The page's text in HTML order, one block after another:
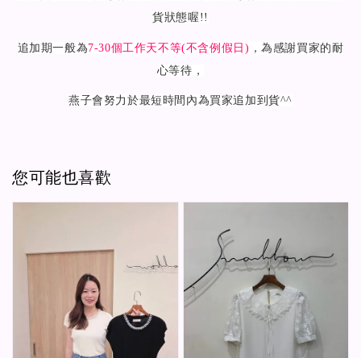
貨狀態喔!!
追加期一般為7-30個工作天不等(不含例假日) ，為感謝買家的耐
心等待，
燕子會努力於最短時間內為買家追加到貨^^
您可能也喜歡